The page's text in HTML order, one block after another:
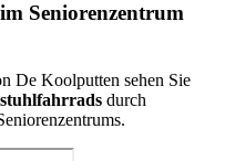
Seniorenzentrum
De Koolputten sehen Sie
durch